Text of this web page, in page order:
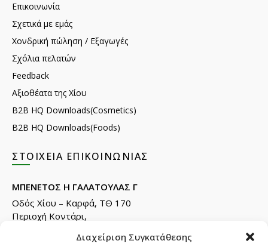
Διαχείριση Συγκατάθεσης
Επικοινωνία
Σχετικά με εμάς
Χονδρική πώληση / Εξαγωγές
Σχόλια πελατών
Feedback
Αξιοθέατα της Χίου
B2B HQ Downloads(Cosmetics)
B2B HQ Downloads(Foods)
ΣΤΟΙΧΕΊΑ ΕΠΙΚΟΙΝΩΝΊΑΣ
ΜΠΕΝΕΤΟΣ Η ΓΑΛΑΤΟΥΛΑΣ Γ
Οδός Χίου – Καρφά, ΤΘ 170
Περιοχή Κοντάρι,